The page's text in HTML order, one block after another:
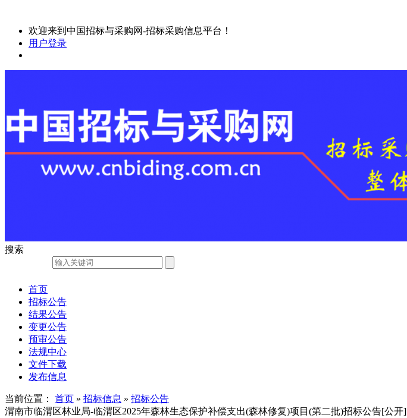
欢迎来到中国招标与采购网-招标采购信息平台！
用户登录
搜索
首页
招标公告
结果公告
变更公告
预审公告
法规中心
文件下载
发布信息
当前位置： 首页 » 招标信息 » 招标公告
渭南市临渭区林业局-临渭区2025年森林生态保护补偿支出(森林修复)项目(第二批)招标公告[公开]